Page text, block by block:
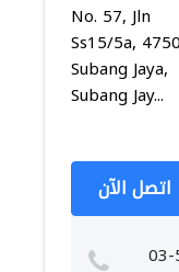
No. 57, Jln
Ss15/5a,
Subang Jaya,
Subang Jay...
اتصل الآن